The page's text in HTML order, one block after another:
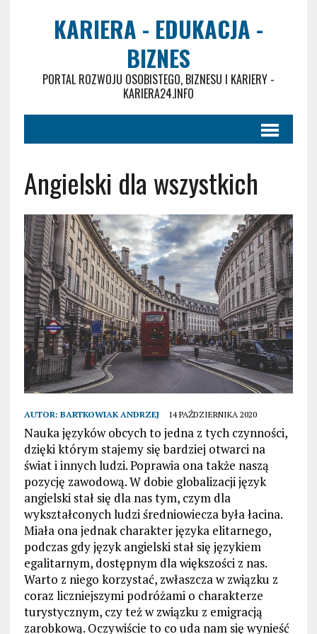
KARIERA - EDUKACJA -
BIZNES
PORTAL ROZWOJU OSOBISTEGO, BIZNESU I KARIERY -
KARIERA24.INFO
Angielski dla wszystkich
AUTOR: BARTKOWIAK ANDRZEJ 14 PAŹDZIERNIKA 2020
Nauka języków obcych to jedna z tych czynności,
dzięki którym stajemy się bardziej otwarci na
świat i innych ludzi. Poprawia ona także naszą
pozycję zawodową. W dobie globalizacji język
angielski stał się dla nas tym, czym dla
wykształconych ludzi średniowiecza była łacina.
Miała ona jednak charakter języka elitarnego,
podczas gdy język angielski stał się językiem
egalitarnym, dostępnym dla większości z nas.
Warto z niego korzystać, zwłaszcza w związku z
coraz liczniejszymi podróżami o charakterze
turystycznym, czy też w związku z emigracją
zarobkową. Oczywiście to co uda nam się wynieść